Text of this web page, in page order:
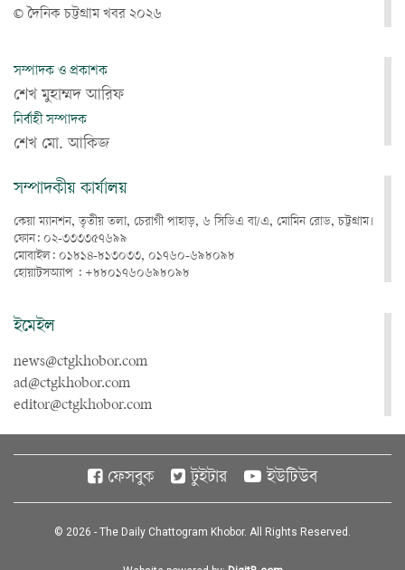
© দৈনিক চট্টগ্রাম খবর ২০২৬
সম্পাদক ও প্রকাশক
শেখ মুহাম্মদ আরিফ
নির্বাহী সম্পাদক
শেখ মো. আকিজ
সম্পাদকীয় কার্যালয়
কেয়া ম্যানশন, তৃতীয় তলা, চেরাগী পাহাড়, ৬ সিডিএ বা/এ, মোমিন রোড, চট্টগ্রাম।
ফোন: ০২-৩৩৩৩৫৭৬৯৯
মোবাইল: ০১৮১৪-৮১৩০৩৩, ০১৭৬০-৬৯৮০৯৮
হোয়াটসঅ্যাপ : +৮৮০১৭৬০৬৯৮০৯৮
ইমেইল
news@ctgkhobor.com
ad@ctgkhobor.com
editor@ctgkhobor.com
ফেসবুক টুইটার ইউটিউব
© 2026 - The Daily Chattogram Khobor. All Rights Reserved.